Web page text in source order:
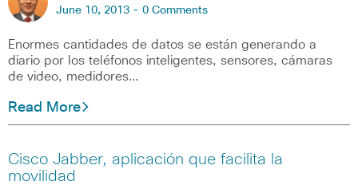
June 10, 2013 - 0 Comments
Enormes cantidades de datos se están generando a
diario por los teléfonos inteligentes, sensores, cámaras
de video, medidores…
Read More
Cisco Jabber, aplicación que facilita la
movilidad